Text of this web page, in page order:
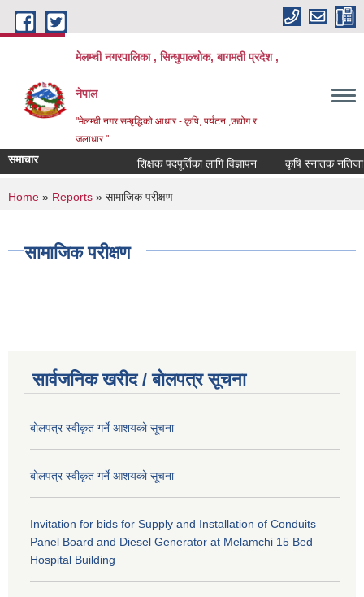
Skip to main content
मेलम्ची नगरपालिका , सिन्धुपाल्चोक, बागमती प्रदेश ,
नेपाल
"मेलम्ची नगर सम्बृद्धिको आधार - कृषि, पर्यटन ,उद्योग र
जलाधार "
समाचार शिक्षक पदपूर्तिका लागि विज्ञापन कृषि स्नातक नतिजा
You are here
Home » Reports » सामाजिक परीक्षण
सामाजिक परीक्षण
सार्वजनिक खरीद / बोलपत्र सूचना
बोलपत्र स्वीकृत गर्ने आशयको सूचना
बोलपत्र स्वीकृत गर्ने आशयको सूचना
Invitation for bids for Supply and Installation of Conduits
Panel Board and Diesel Generator at Melamchi 15 Bed
Hospital Building